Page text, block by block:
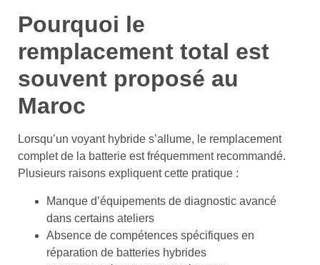
Pourquoi le
remplacement total est
souvent proposé au
Maroc
Lorsqu’un voyant hybride s’allume, le remplacement
complet de la batterie est fréquemment recommandé.
Plusieurs raisons expliquent cette pratique :
Manque d’équipements de diagnostic avancé
dans certains ateliers
Absence de compétences spécifiques en
réparation de batteries hybrides